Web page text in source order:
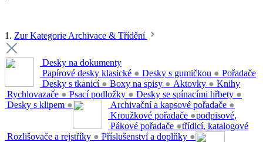
1. Zur Kategorie Archivace & Třídění
Desky na dokumenty
Papírové desky klasické ● Desky s gumičkou ●
Desky s tkanicí ● Boxy na spisy ● Aktovky ●
Rychlovazače ● Psací podložky ● Desky se spínacími hřbety ●
Desky s klipem ●
Pořadače
Archivační a kapsové pořadače ●
Kroužkové pořadače ●
Pákové pořadače ●
Rozlišovače a rejstříky ● Příslušenství a doplňky ●
Knihy
podpisové,
třídicí, katalogové